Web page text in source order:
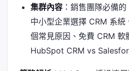
集群內容：銷售團隊必備
中小型企業選擇 CRM 系統
個常見原因、免費 CRM 軟
HubSpot CRM vs